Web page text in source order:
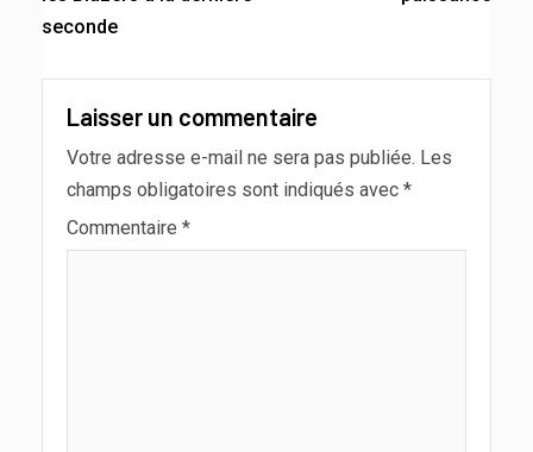
seconde
Laisser un commentaire
Votre adresse e-mail ne sera pas publiée. Les
champs obligatoires sont indiqués avec *
Commentaire *